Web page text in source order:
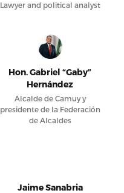
Lawyer and political analyst
Hon. Gabriel “Gaby”
Hernández
Alcalde de Camuy y
presidente de la Federación
de Alcaldes
Jaime Sanabria